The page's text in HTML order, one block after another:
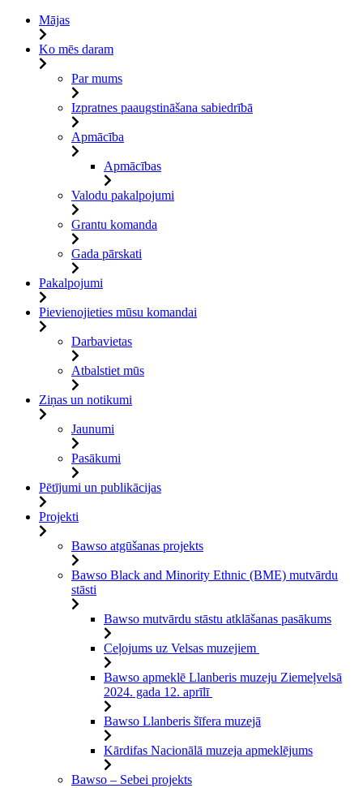
Mājas
Ko mēs daram
Par mums
Izpratnes paaugstināšana sabiedrībā
Apmācība
Apmācības
Valodu pakalpojumi
Grantu komanda
Gada pārskati
Pakalpojumi
Pievienojieties mūsu komandai
Darbavietas
Atbalstiet mūs
Ziņas un notikumi
Jaunumi
Pasākumi
Pētījumi un publikācijas
Projekti
Bawso atgūšanas projekts
Bawso Black and Minority Ethnic (BME) mutvārdu
stāsti
Bawso mutvārdu stāstu atklāšanas pasākums
Ceļojums uz Velsas muzejiem
Bawso apmeklē Llanberis muzeju Ziemeļvelsā
2024. gada 12. aprīlī
Bawso Llanberis šīfera muzejā
Kārdifas Nacionālā muzeja apmeklējums
Bawso – Sebei projekts